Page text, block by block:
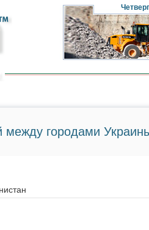
Четверг
между городами